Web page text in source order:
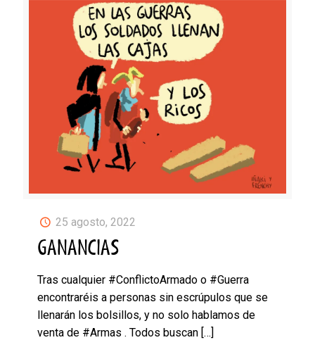
25 agosto, 2022
GANANCIAS
Tras cualquier #ConflictoArmado o #Guerra
encontraréis a personas sin escrúpulos que se
llenarán los bolsillos, y no solo hablamos de
venta de #Armas . Todos buscan […]